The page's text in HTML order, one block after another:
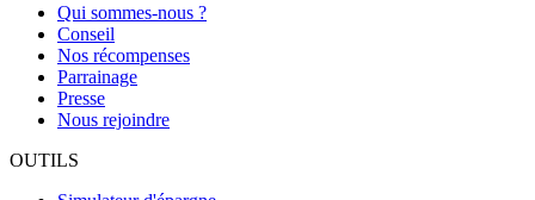
Qui sommes-nous ?
Conseil
Nos récompenses
Parrainage
Presse
Nous rejoindre
OUTILS